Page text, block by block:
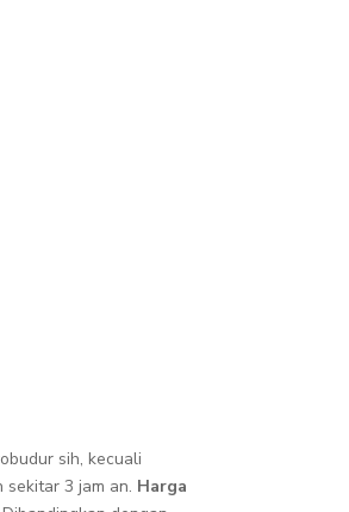
sih, kecuali
3 jam an. Harga